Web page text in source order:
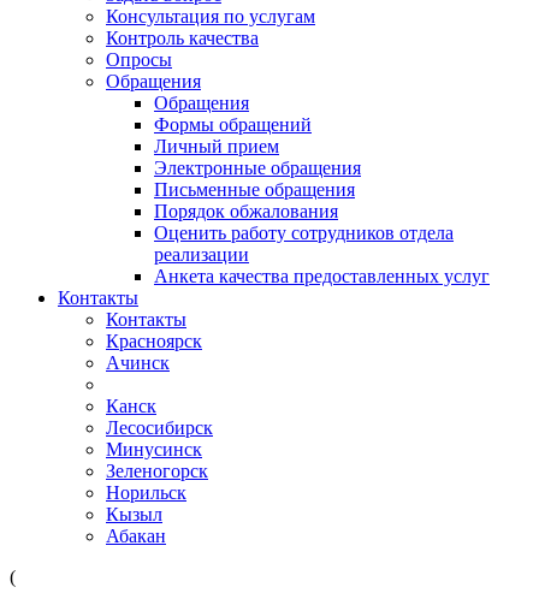
Консультация по услугам
Контроль качества
Опросы
Обращения
Обращения
Формы обращений
Личный прием
Электронные обращения
Письменные обращения
Порядок обжалования
Оценить работу сотрудников отдела
реализации
Анкета качества предоставленных услуг
Контакты
Контакты
Красноярск
Ачинск
Канск
Лесосибирск
Минусинск
Зеленогорск
Норильск
Кызыл
Абакан
(